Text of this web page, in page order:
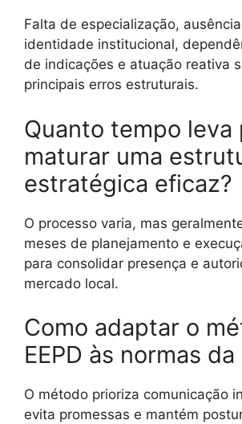
Falta de especialização,
identidade institucional,
de indicações e atuação reativa
principais erros estruturais.
Quanto tempo leva
maturar uma
estratégica eficaz?
O processo varia, mas
meses de planejamento e
para consolidar presença e
mercado local.
Como adaptar o
EEPD às normas da
O método prioriza comunicação
evita promessas e mantém